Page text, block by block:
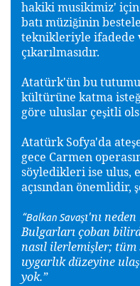
hakiki musikimiz' için
batı müziğinin
teknikleriyle ifadede
çıkarılmasıdır.
Atatürk'ün bu
kültürüne katma isteğ
göre uluslar çeşitli
Atatürk Sofya'da ateş
gece Carmen
söyledikleri ise ulus,
açısından önemlidir, ş
“Balkan Savaşı'nı
Bulgarları çoban
nasıl ilerlemişler; tüm
uygarlık düzeyine ulaş
yok.”